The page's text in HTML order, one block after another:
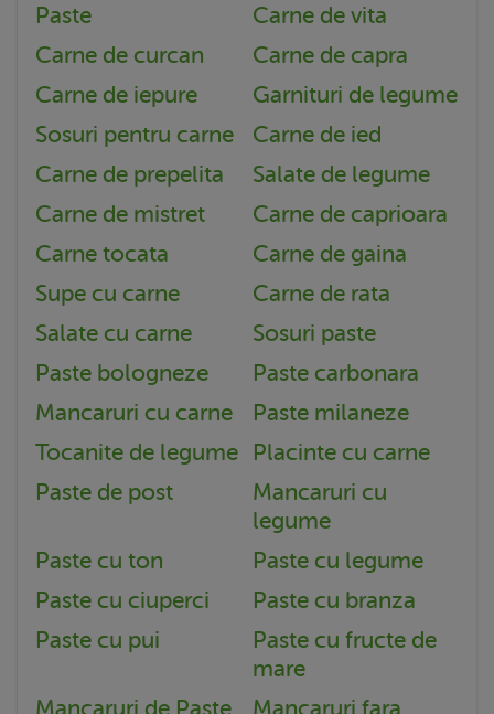
Paste
Carne de vita
Carne de curcan
Carne de capra
Carne de iepure
Garnituri de legume
Sosuri pentru carne
Carne de ied
Carne de prepelita
Salate de legume
Carne de mistret
Carne de caprioara
Carne tocata
Carne de gaina
Supe cu carne
Carne de rata
Salate cu carne
Sosuri paste
Paste bologneze
Paste carbonara
Mancaruri cu carne
Paste milaneze
Tocanite de legume
Placinte cu carne
Paste de post
Mancaruri cu
legume
Paste cu ton
Paste cu legume
Paste cu ciuperci
Paste cu branza
Paste cu pui
Paste cu fructe de
mare
Mancaruri de Paste
Mancaruri fara